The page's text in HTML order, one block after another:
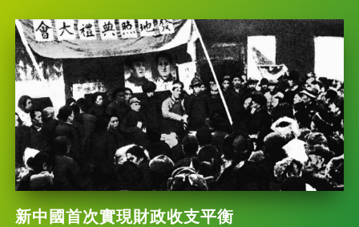
新中國首次實現財政收支平衡